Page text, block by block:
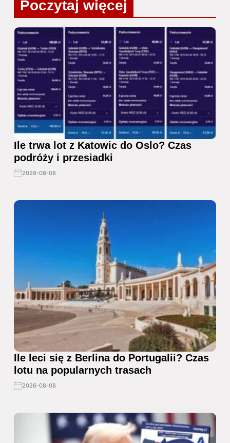
Poczytaj więcej
Ile trwa lot z Katowic do Oslo? Czas
podróży i przesiadki
2026-08-08
Ile leci się z Berlina do Portugalii? Czas
lotu na popularnych trasach
2026-08-08